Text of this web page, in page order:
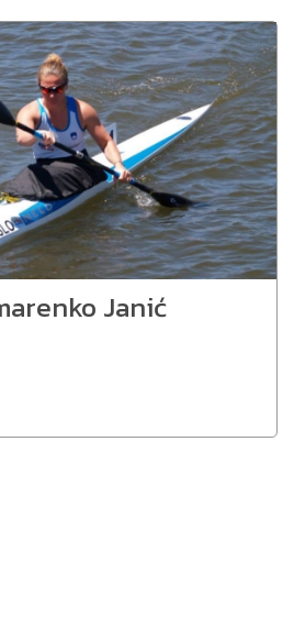
Janić